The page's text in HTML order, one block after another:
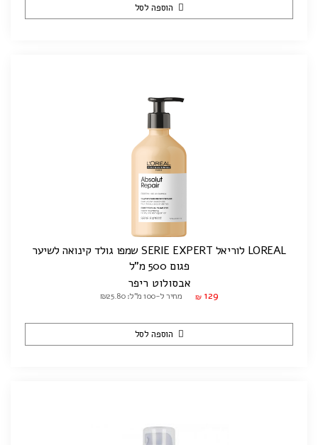
הוספה לסל
LOREAL לוריאל SERIE EXPERT שמפו גולד קינואה לשיער
פגום 500 מ"ל
אבסולוט ריפר
₪ 129 מחיר ל-100 מ"ל: ₪25.80
הוספה לסל